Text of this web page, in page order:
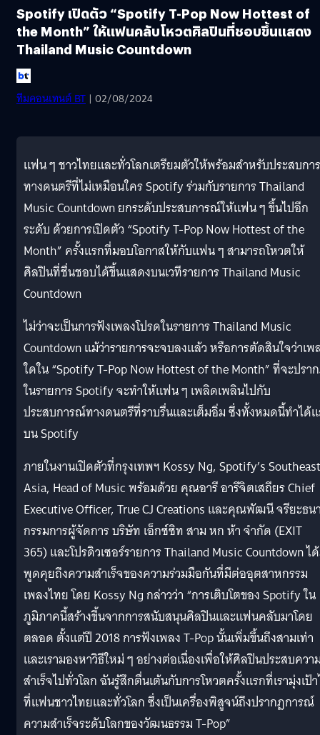
Spotify เปิดตัว “Spotify T-Pop Now Hottest of
the Month” ให้แฟนคลับโหวตศิลปินที่ชอบขึ้นแสดง
Thailand Music Countdown
ทีมคอนเทนต์ BT | 02/08/2024
แฟน ๆ ชาวไทยและทั่วโลกเตรียมตัวให้พร้อมสำหรับประสบก
ทางดนตรีที่ไม่เหมือนใคร Spotify ร่วมกับรายการ Thailand
Music Countdown ยกระดับประสบการณ์ให้แฟน ๆ ขึ้นไปอีก
ระดับ ด้วยการเปิดตัว “Spotify T-Pop Now Hottest of the
Month” ครั้งแรกที่มอบโอกาสให้กับแฟน ๆ สามารถโหวตให้
ศิลปินที่ชื่นชอบได้ขึ้นแสดงบนเวทีรายการ Thailand Music
Countdown
ไม่ว่าจะเป็นการฟังเพลงโปรดในรายการ Thailand Music
Countdown แม้ว่ารายการจะจบลงแล้ว หรือการตัดสินใจว่าเพ
ใดใน “Spotify T-Pop Now Hottest of the Month” ที่จะปรา
ในรายการ Spotify จะทำให้แฟน ๆ เพลิดเพลินไปกับ
ประสบการณ์ทางดนตรีที่ราบรื่นและเต็มอิ่ม ซึ่งทั้งหมดนี้ทำได้
บน Spotify
ภายในงานเปิดตัวที่กรุงเทพฯ Kossy Ng, Spotify’s Southeast
Asia, Head of Music พร้อมด้วย คุณอารี อารีจิตเสถียร Chief
Executive Officer, True CJ Creations และคุณพัฒนี จรียะธน
กรรมการผู้จัดการ บริษัท เอ็กซ์ซิท สาม หก ห้า จำกัด (EXIT
365) และโปรดิวเซอร์รายการ Thailand Music Countdown ไ
พูดคุยถึงความสำเร็จของความร่วมมือกันที่มีต่ออุตสาหกรรม
เพลงไทย โดย Kossy Ng กล่าวว่า “การเติบโตของ Spotify ใน
ภูมิภาคนี้สร้างขึ้นจากการสนับสนุนศิลปินและแฟนคลับมาโดย
ตลอด ตั้งแต่ปี 2018 การฟังเพลง T-Pop นั้นเพิ่มขึ้นถึงสามเท่า
และเรามองหาวิธีใหม่ ๆ อย่างต่อเนื่องเพื่อให้ศิลปินประสบควา
สำเร็จไปทั่วโลก ฉันรู้สึกตื่นเต้นกับการโหวตครั้งแรกที่เรามุ่งเป้
ที่แฟนชาวไทยและทั่วโลก ซึ่งเป็นเครื่องพิสูจน์ถึงปรากฏการณ์
ความสำเร็จระดับโลกของวัฒนธรรม T-Pop”